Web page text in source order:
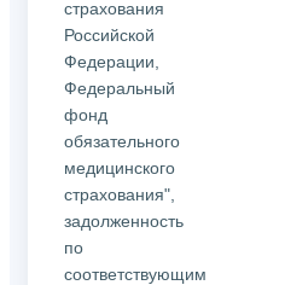
страхования
Российской
Федерации,
Федеральный
фонд
обязательного
медицинского
страхования",
задолженность
по
соответствующим